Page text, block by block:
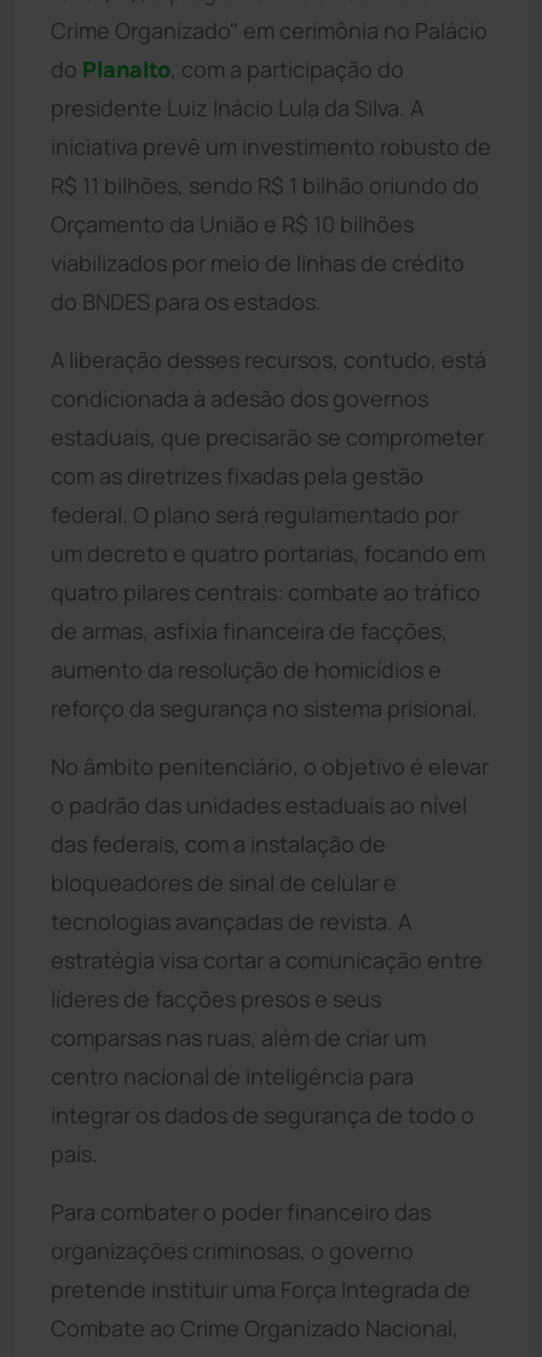
Crime Organizado" em cerimônia no Palácio
do Planalto, com a participação do
presidente Luiz Inácio Lula da Silva. A
iniciativa prevê um investimento robusto de
R$ 11 bilhões, sendo R$ 1 bilhão oriundo do
Orçamento da União e R$ 10 bilhões
viabilizados por meio de linhas de crédito
do BNDES para os estados.
A liberação desses recursos, contudo, está
condicionada à adesão dos governos
estaduais, que precisarão se comprometer
com as diretrizes fixadas pela gestão
federal. O plano será regulamentado por
um decreto e quatro portarias, focando em
quatro pilares centrais: combate ao tráfico
de armas, asfixia financeira de facções,
aumento da resolução de homicídios e
reforço da segurança no sistema prisional.
No âmbito penitenciário, o objetivo é elevar
o padrão das unidades estaduais ao nível
das federais, com a instalação de
bloqueadores de sinal de celular e
tecnologias avançadas de revista. A
estratégia visa cortar a comunicação entre
líderes de facções presos e seus
comparsas nas ruas, além de criar um
centro nacional de inteligência para
integrar os dados de segurança de todo o
país.
Para combater o poder financeiro das
organizações criminosas, o governo
pretende instituir uma Força Integrada de
Combate ao Crime Organizado Nacional,